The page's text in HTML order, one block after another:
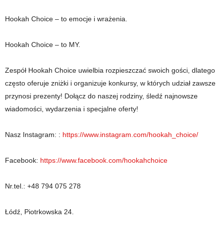
Hookah Choice – to emocje i wrażenia.
Hookah Choice – to MY.
Zespół Hookah Choice uwielbia rozpieszczać swoich gości, dlatego
często oferuje zniżki i organizuje konkursy, w których udział zawsze
przynosi prezenty! Dołącz do naszej rodziny, śledź najnowsze
wiadomości, wydarzenia i specjalne oferty!
Nasz Instagram: : https://www.instagram.com/hookah_choice/
Facebook: https://www.facebook.com/hookahchoice
Nr.tel.: +48 794 075 278
Łódź, Piotrkowska 24.